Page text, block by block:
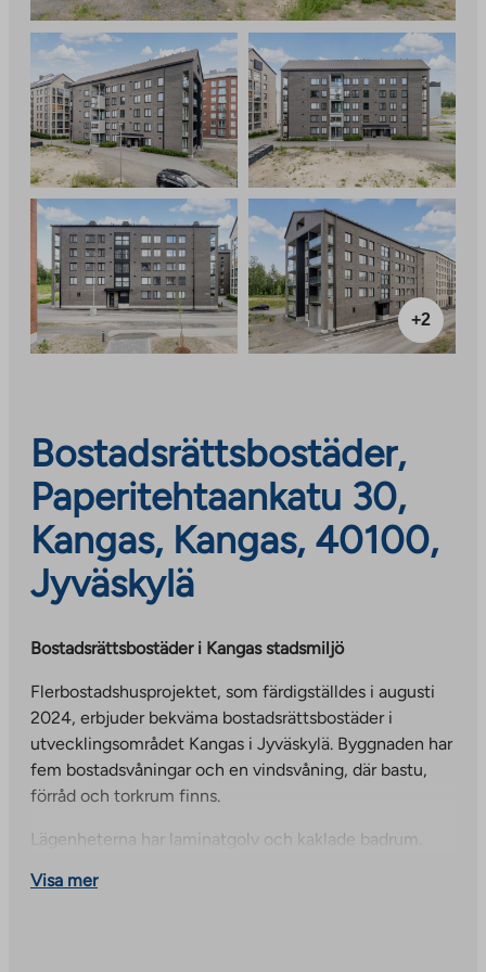
+2
Bostadsrättsbostäder,
Paperitehtaankatu 30,
Kangas, Kangas, 40100,
Jyväskylä
Bostadsrättsbostäder i Kangas stadsmiljö
Flerbostadshusprojektet, som färdigställdes i augusti
2024, erbjuder bekväma bostadsrättsbostäder i
utvecklingsområdet Kangas i Jyväskylä. Byggnaden har
fem bostadsvåningar och en vindsvåning, där bastu,
förråd och torkrum finns.
Lägenheterna har laminatgolv och kaklade badrum.
frånluftsventilation med värmeåtervinning (från
Visa mer